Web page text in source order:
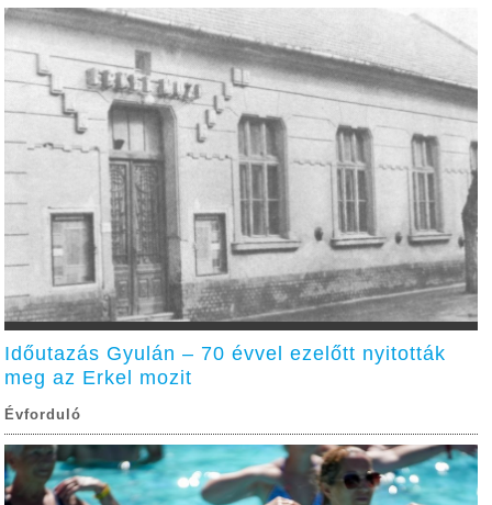
Időutazás Gyulán – 70 évvel ezelőtt nyitották
meg az Erkel mozit
Évforduló